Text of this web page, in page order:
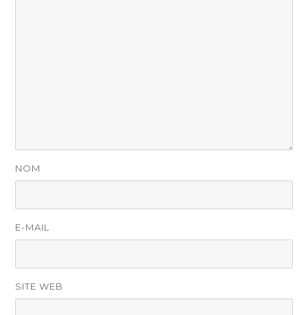
NOM
E-MAIL
SITE WEB